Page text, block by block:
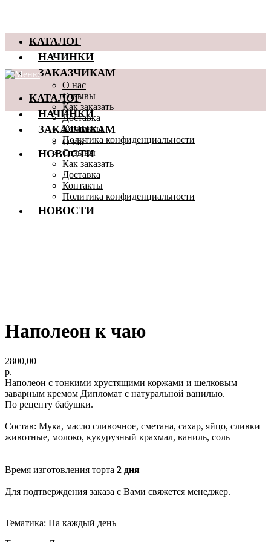
КАТАЛОГ
НАЧИНКИ
ЗАКАЗЧИКАМ
О нас
Отзывы
Как заказать
Доставка
Контакты
Политика конфиденциальности
НОВОСТИ
КАТАЛОГ
НАЧИНКИ
ЗАКАЗЧИКАМ
О нас
Отзывы
Как заказать
Доставка
Контакты
Политика конфиденциальности
НОВОСТИ
Наполеон к чаю
2800,00
р.
Наполеон с тонкими хрустящими коржами и шелковым
заварным кремом Дипломат с натуральной ванилью.
По рецепту бабушки.
Состав: Мука, масло сливочное, сметана, сахар, яйцо, сливки
животные, молоко, кукурузный крахмал, ваниль, соль
Время изготовления торта 2 дня
Для подтверждения заказа с Вами свяжется менеджер.
Тематика: На каждый день